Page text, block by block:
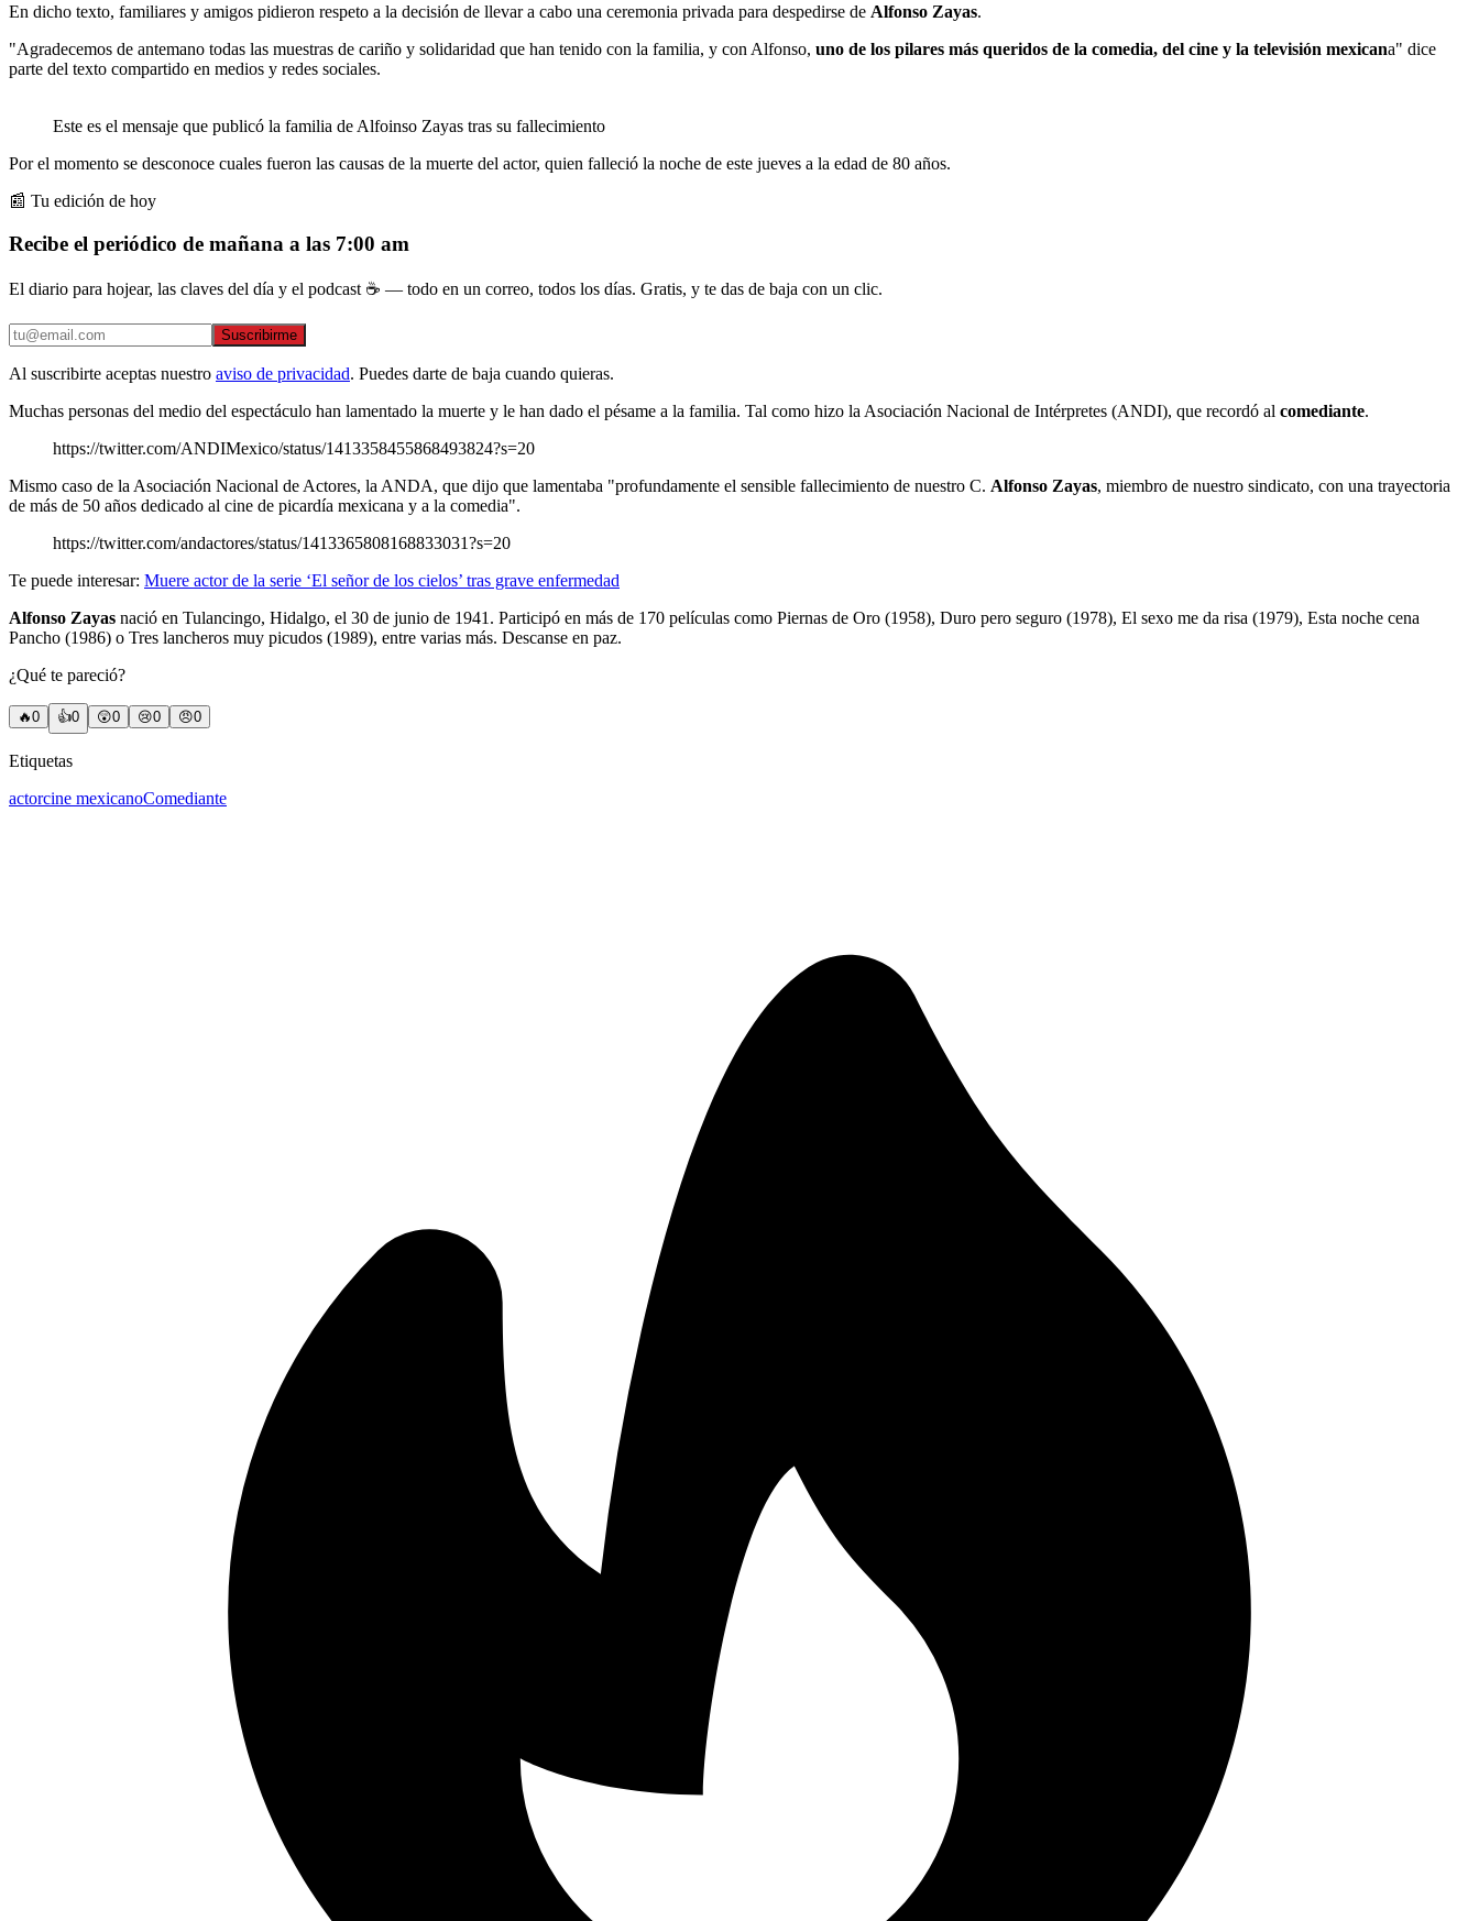
En dicho texto, familiares y amigos pidieron respeto a la decisión de llevar a cabo una ceremonia privada para despedirse de Alfonso Zayas.
"Agradecemos de antemano todas las muestras de cariño y solidaridad que han tenido con la familia, y con Alfonso, uno de los pilares más queridos de la comedia, del cine y la televisión mexicana" dice
parte del texto compartido en medios y redes sociales.
Este es el mensaje que publicó la familia de Alfoinso Zayas tras su fallecimiento
Por el momento se desconoce cuales fueron las causas de la muerte del actor, quien falleció la noche de este jueves a la edad de 80 años.
📰 Tu edición de hoy
Recibe el periódico de mañana a las 7:00 am
El diario para hojear, las claves del día y el podcast ☕ — todo en un correo, todos los días. Gratis, y te das de baja con un clic.
Suscribirme
Al suscribirte aceptas nuestro aviso de privacidad. Puedes darte de baja cuando quieras.
Muchas personas del medio del espectáculo han lamentado la muerte y le han dado el pésame a la familia. Tal como hizo la Asociación Nacional de Intérpretes (ANDI), que recordó al comediante.
https://twitter.com/ANDIMexico/status/1413358455868493824?s=20
Mismo caso de la Asociación Nacional de Actores, la ANDA, que dijo que lamentaba "profundamente el sensible fallecimiento de nuestro C. Alfonso Zayas, miembro de nuestro sindicato, con una trayectoria
de más de 50 años dedicado al cine de picardía mexicana y a la comedia".
https://twitter.com/andactores/status/1413365808168833031?s=20
Te puede interesar: Muere actor de la serie ‘El señor de los cielos’ tras grave enfermedad
Alfonso Zayas nació en Tulancingo, Hidalgo, el 30 de junio de 1941. Participó en más de 170 películas como Piernas de Oro (1958), Duro pero seguro (1978), El sexo me da risa (1979), Esta noche cena
Pancho (1986) o Tres lancheros muy picudos (1989), entre varias más. Descanse en paz.
¿Qué te pareció?
🔥0 👍0 😲0 😢0 😠0
Etiquetas
actorcine mexicanoComediante